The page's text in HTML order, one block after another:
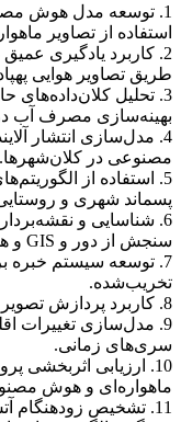
1. توسعه مدل هوش
استفاده از تصاویر
2. کاربرد یادگیری
طریق تصاویر هوایی
بهینه‌سازی مصرف آب
4. مدل‌سازی انتشار
مصنوعی در کلان‌شهرها.
5. استفاده از
پسماند شهری و
6. شناسایی و
سنجش از دور و GIS و هوش مصنوعی.
7. توسعه سیستم خبره
تخریب‌شده.
8. کاربرد پردازش تصویر و بینایی ماشین در پایش سلامت جنگل‌ها.
9. مدل‌سازی تغییرات
سری‌های زمانی.
10. ارزیابی اثربخشی
ماهواره‌ای و هوش
11. تشخیص زودهنگام